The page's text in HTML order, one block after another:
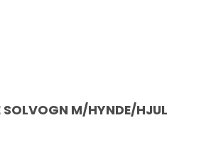
SOLVOGN M/HYNDE/HJUL